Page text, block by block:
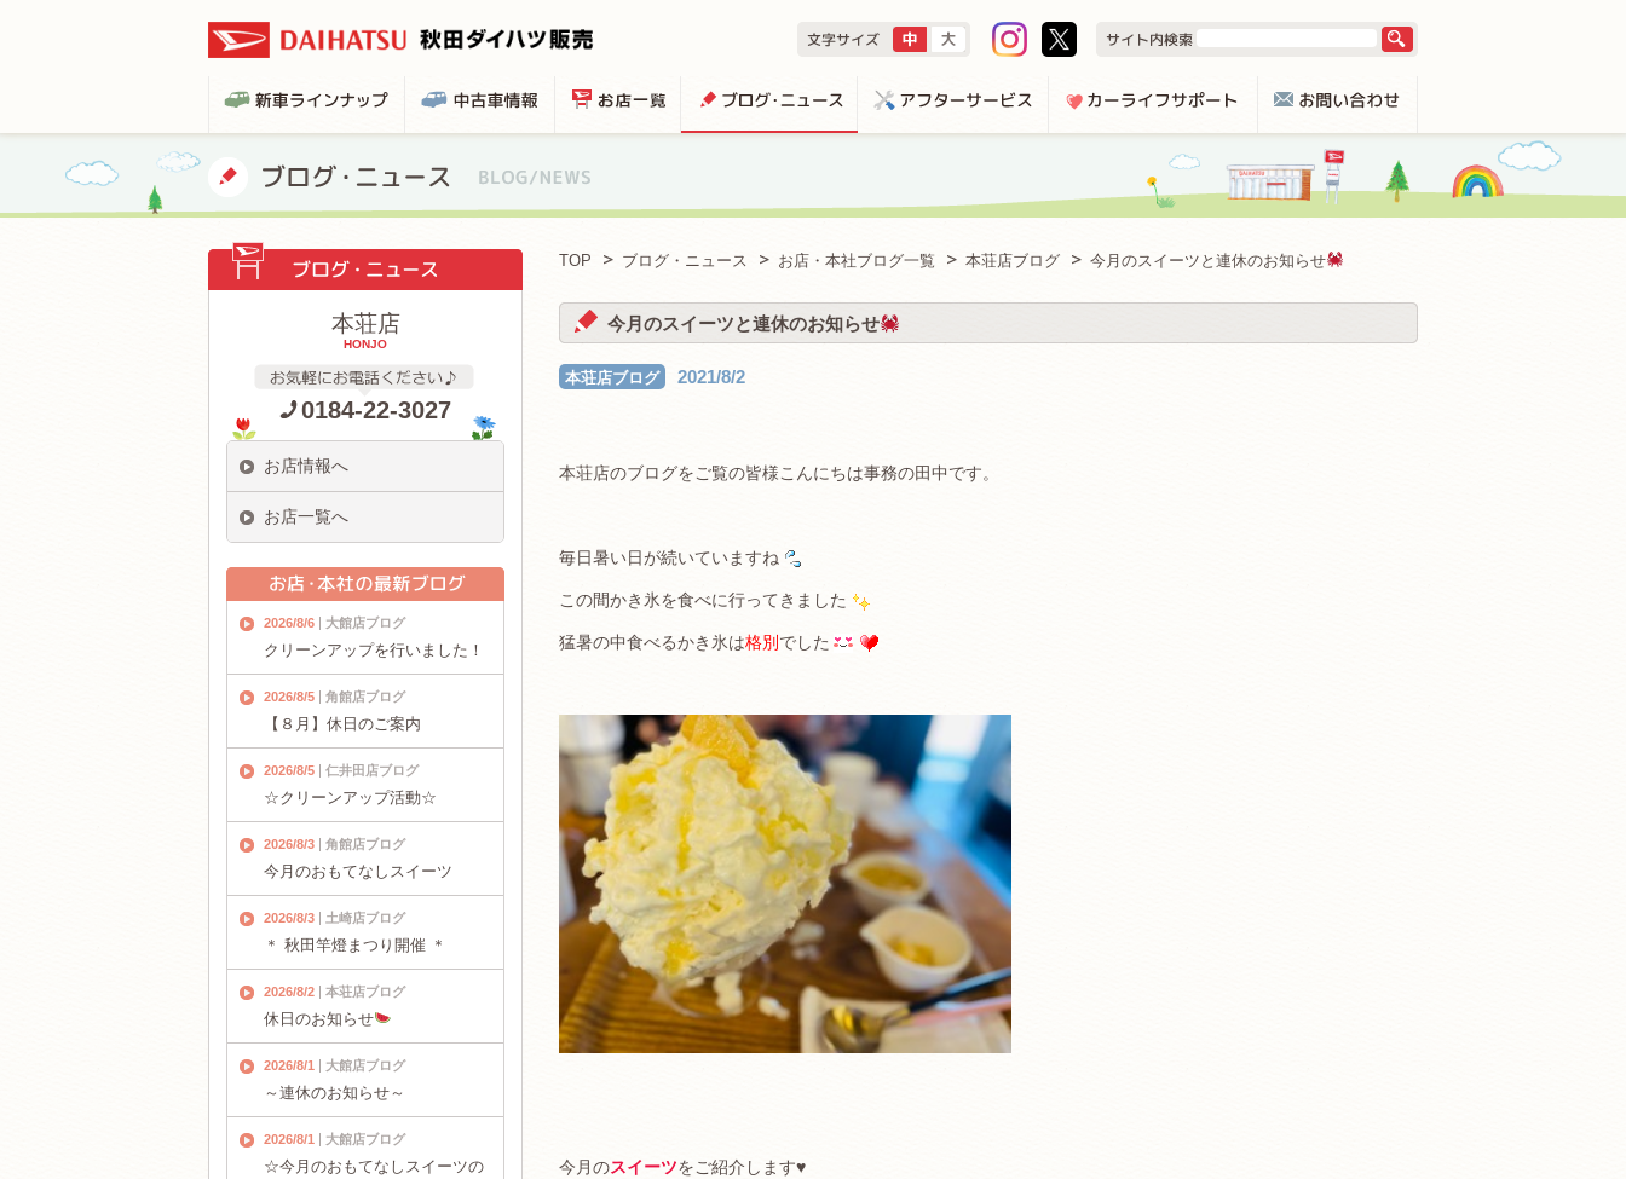
TOP ブログ・ニュース お店・本社ブログ一覧 本荘店ブログ 今月のスイーツと連休のお知らせ
今月のスイーツと連休のお知らせ
本荘店ブログ 2021/8/2
本荘店のブログをご覧の皆様こんにちは事務の田中です。
毎日暑い日が続いていますね
この間かき氷を食べに行ってきました
猛暑の中食べるかき氷は格別 でした
今月のスイーツをご紹介します♥
本荘店
HONJO
0184-22-3027
お店情報へ
お店一覧へ
2026/8/6 大館店ブログ
クリーンアップを行いました！
2026/8/5 角館店ブログ
【８月】休日のご案内
2026/8/5 仁井田店ブログ
☆クリーンアップ活動☆
2026/8/3 角館店ブログ
今月のおもてなしスイーツ
2026/8/3 土崎店ブログ
＊ 秋田竿燈まつり開催 ＊
2026/8/2 本荘店ブログ
休日のお知らせ
2026/8/1 大館店ブログ
～連休のお知らせ～
2026/8/1 大館店ブログ
☆今月のおもてなしスイーツの